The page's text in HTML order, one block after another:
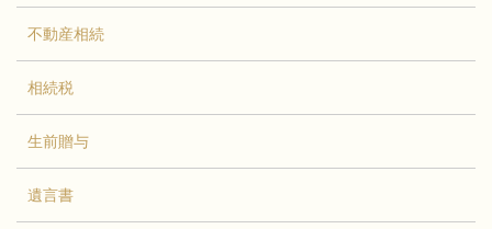
不動産相続
相続税
生前贈与
遺言書